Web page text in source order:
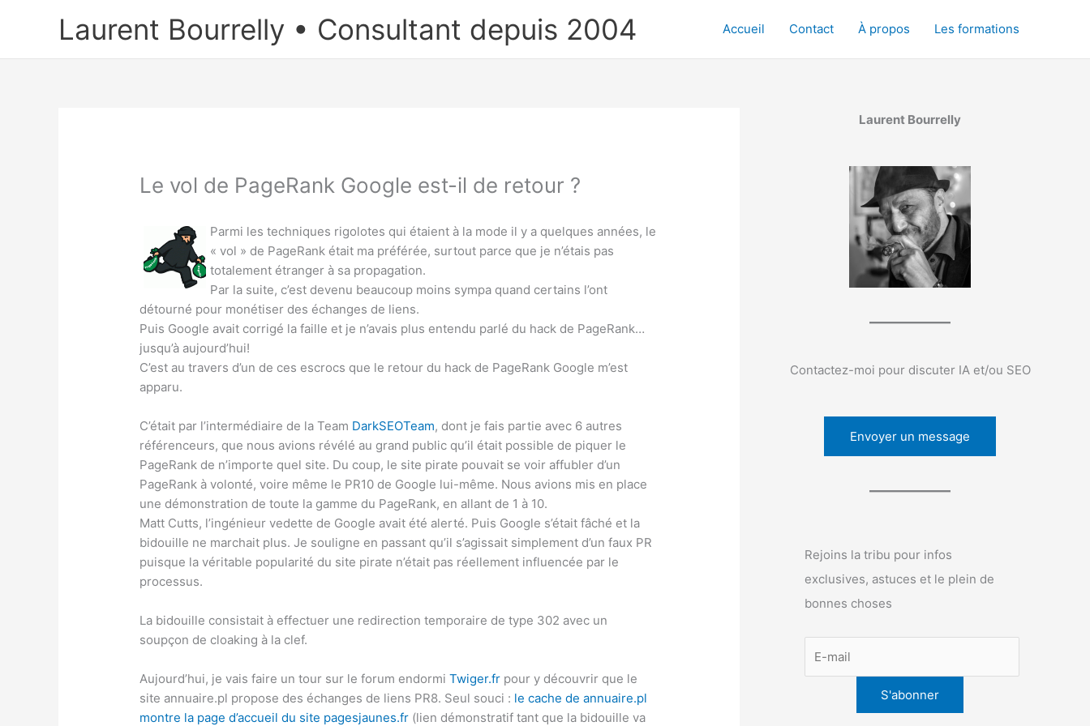
Laurent Bourrelly • Consultant depuis 2004 Accueil Contact À propos Les formations
Le vol de PageRank Google est-il de retour ?
Parmi les techniques rigolotes qui étaient à la mode il y a quelques années, le
« vol » de PageRank était ma préférée, surtout parce que je n’étais pas
totalement étranger à sa propagation.
Par la suite, c’est devenu beaucoup moins sympa quand certains l’ont
détourné pour monétiser des échanges de liens.
Puis Google avait corrigé la faille et je n’avais plus entendu parlé du hack de PageRank…
jusqu’à aujourd’hui!
C’est au travers d’un de ces escrocs que le retour du hack de PageRank Google m’est
apparu.
C’était par l’intermédiaire de la Team DarkSEOTeam, dont je fais partie avec 6 autres
référenceurs, que nous avions révélé au grand public qu’il était possible de piquer le
PageRank de n’importe quel site. Du coup, le site pirate pouvait se voir affubler d’un
PageRank à volonté, voire même le PR10 de Google lui-même. Nous avions mis en place
une démonstration de toute la gamme du PageRank, en allant de 1 à 10.
Matt Cutts, l’ingénieur vedette de Google avait été alerté. Puis Google s’était fâché et la
bidouille ne marchait plus. Je souligne en passant qu’il s’agissait simplement d’un faux PR
puisque la véritable popularité du site pirate n’était pas réellement influencée par le
processus.
La bidouille consistait à effectuer une redirection temporaire de type 302 avec un
soupçon de cloaking à la clef.
Aujourd’hui, je vais faire un tour sur le forum endormiTwiger.fr pour y découvrir que le
site annuaire.pl propose des échanges de liens PR8. Seul souci : le cache de annuaire.pl
montre la page d’accueil du site pagesjaunes.fr (lien démonstratif tant que la bidouille va
Laurent Bourrelly
Contactez-moi pour discuter IA et/ou SEO
Envoyer un message
Rejoins la tribu pour infos
exclusives, astuces et le plein de
bonnes choses